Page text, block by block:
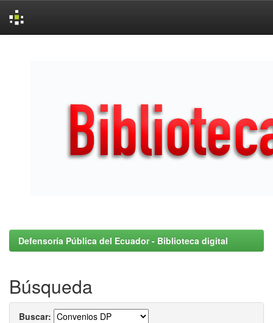
Defensoría Pública del Ecuador - Biblioteca digital
Búsqueda
Buscar: